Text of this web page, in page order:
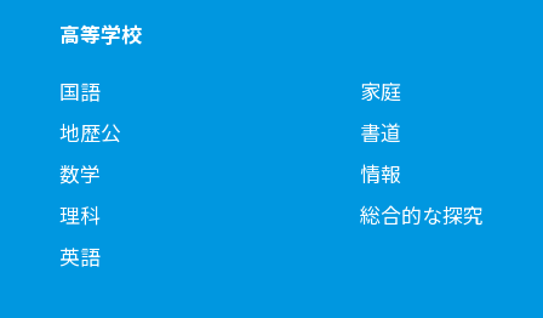
高等学校
国語
地歴公
数学
理科
英語
家庭
書道
情報
総合的な探究